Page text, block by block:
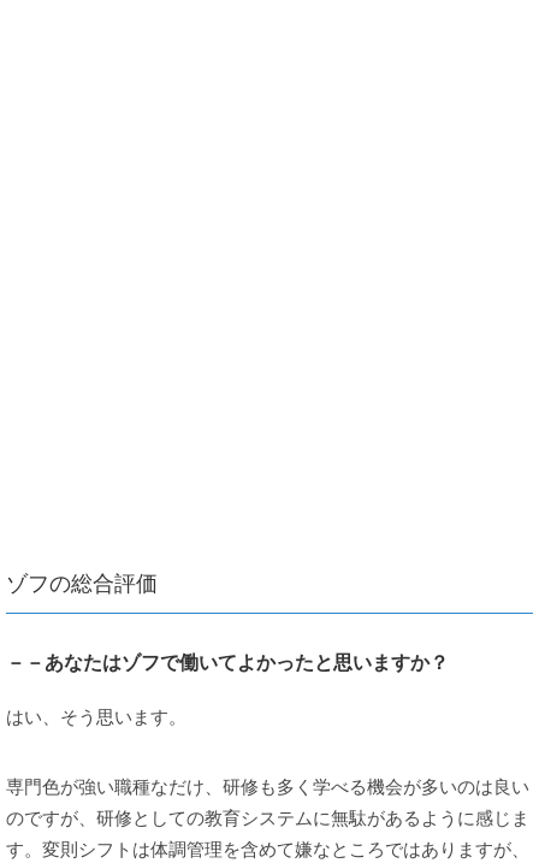
ゾフの総合評価
－－あなたはゾフで働いてよかったと思いますか？
はい、そう思います。
専門色が強い職種なだけ、研修も多く学べる機会が多いのは良い
のですが、研修としての教育システムに無駄があるように感じま
す。変則シフトは体調管理を含めて嫌なところではありますが、